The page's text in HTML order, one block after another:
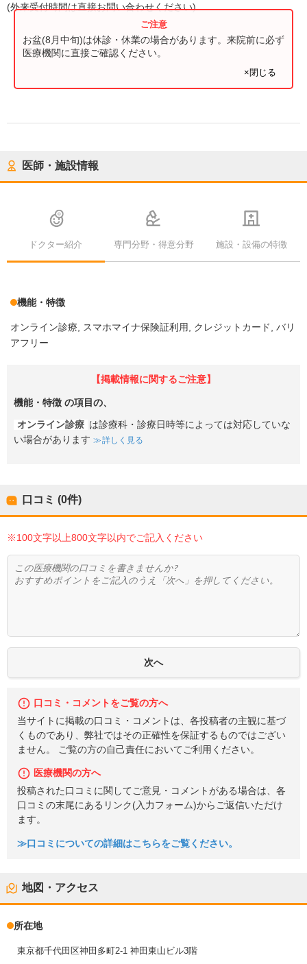
(外来受付時間は直接お問い合わせください)
お盆(8月中旬)は休診・休業の場合があります。来院前に必ず
医療機関に直接ご確認ください。
×閉じる
医師・施設情報
ドクター紹介 専門分野・得意分野 施設・設備の特徴
機能・特徴
オンライン診療 スマホマイナ保険証利用 クレジットカード
バリ
アフリー
【掲載情報に関するご注意】
機能・特徴 の項目の、
オンライン診療 は診療科・診療日時等によっては対応していな
い場合があります
詳しく見る
口コミ (0件)
※100文字以上800文字以内でご記入ください
口コミ・コメントをご覧の方へ
当サイトに掲載の口コミ・コメントは、各投稿者の主観に基づ
くものであり、弊社ではその正確性を保証するものではござい
ません。 ご覧の方の自己責任においてご利用ください。
医療機関の方へ
投稿された口コミに関してご意見・コメントがある場合は、各
口コミの末尾にあるリンク(入力フォーム)からご返信いただけ
ます。
≫口コミについての詳細はこちらをご覧ください。
地図・アクセス
所在地
東京都千代田区神田多町2-1 神田東山ビル3階